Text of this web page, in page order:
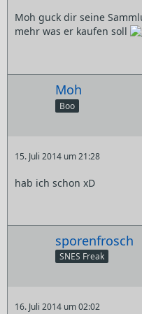
Moh guck dir seine
mehr was er kaufen soll
Moh
Boo
15. Juli 2014 um 21:28
hab ich schon xD
sporenfrosch
SNES Freak
16. Juli 2014 um 02:02